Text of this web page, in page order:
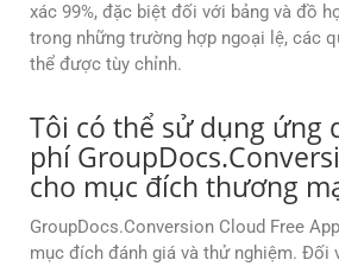
xác 99%, đặc biệt đối với bảng và đồ
trong những trường hợp ngoại lệ, các
thể được tùy chỉnh.
Tôi có thể sử dụng ứng
phí
cho mục đích thương
GroupDocs.Conversion Cloud Free
mục đích đánh giá và thử nghiệm. Đối